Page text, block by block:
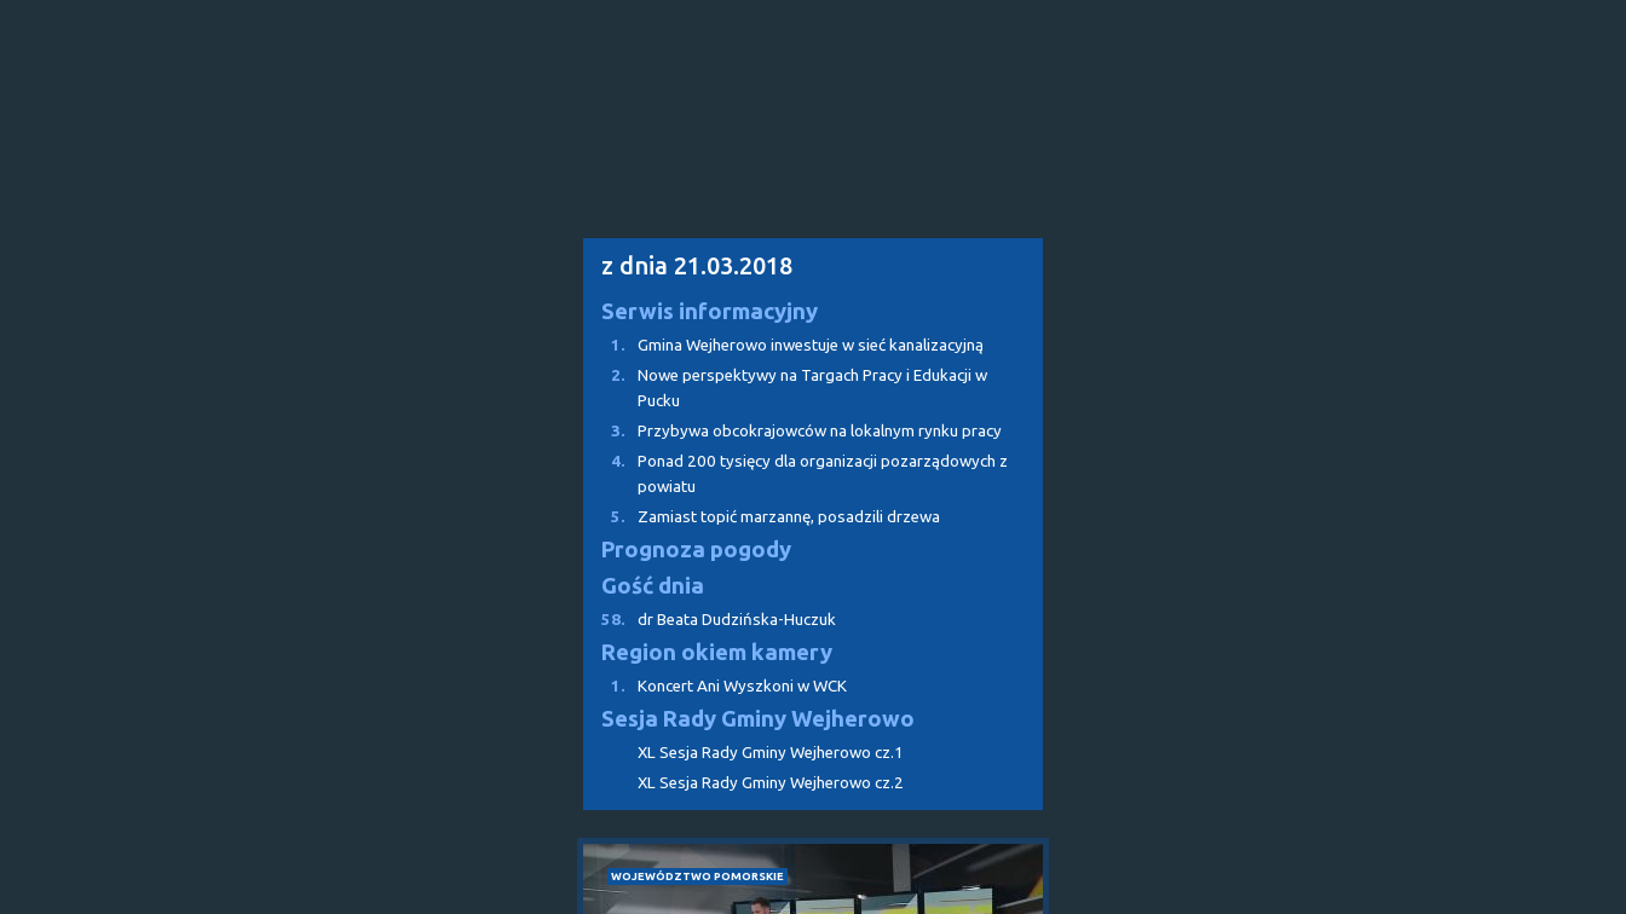
z dnia 21.03.2018
Serwis informacyjny
1.
Gmina Wejherowo inwestuje w sieć kanalizacyjną
2.
Nowe perspektywy na Targach Pracy i Edukacji w
Pucku
3.
Przybywa obcokrajowców na lokalnym rynku pracy
4.
Ponad 200 tysięcy dla organizacji pozarządowych z
powiatu
5.
Zamiast topić marzannę, posadzili drzewa
Prognoza pogody
Gość dnia
58. dr Beata Dudzińska-Huczuk
Region okiem kamery
1. Koncert Ani Wyszkoni w WCK
Sesja Rady Gminy Wejherowo
XL Sesja Rady Gminy Wejherowo cz.1
XL Sesja Rady Gminy Wejherowo cz.2
WOJEWÓDZTWO POMORSKIE